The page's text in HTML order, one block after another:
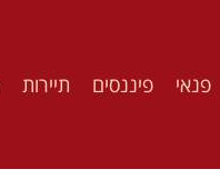
פנאי פיננסים תיירות